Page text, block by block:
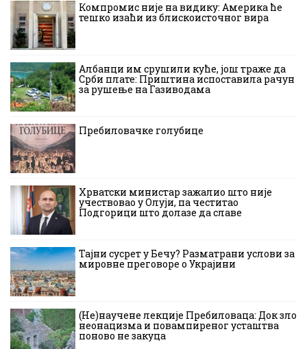
Компромис није на видику: Америка ће
тешко изаћи из блискоисточног вира
Албанци им срушили куће, још траже да
Срби плате: Приштина испоставила рачун
за рушење на Газиводама
Пребиловачке голубице
Хрватски министар зажалио што није
учествовао у Олуји, па честитао
Подгорици што долазе да славе
Тајни сусрет у Бечу? Разматрани услови за
мировне преговоре о Украјини
(Не)научене лекције Пребиловаца: Док зло
неонацизма и повампиреног усташтва
поново не закуца